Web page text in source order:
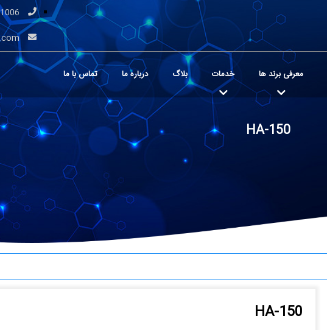
info@ariapool.com
معرفی برند ها خدمات بلاگ درباره ما تماس با ما
HA-150
HA-150